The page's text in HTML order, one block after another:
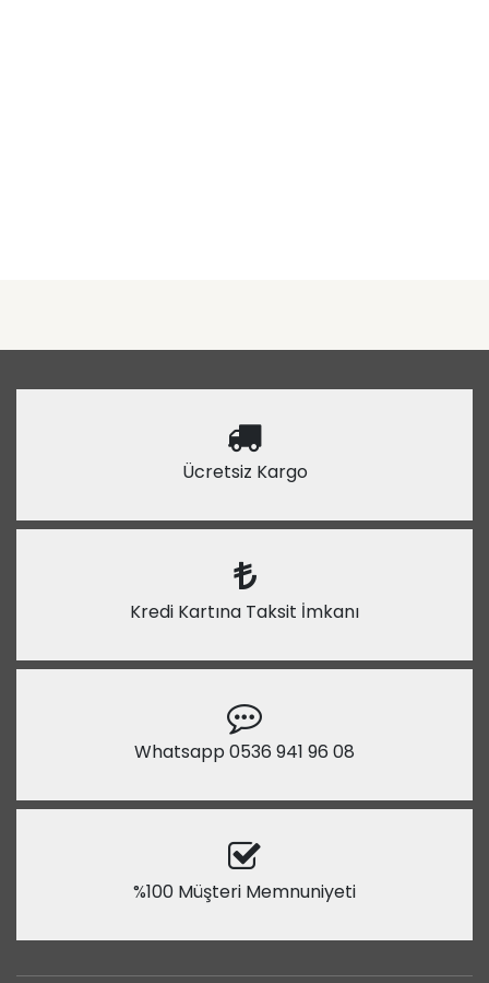
Ücretsiz Kargo
Kredi Kartına Taksit İmkanı
Whatsapp 0536 941 96 08
%100 Müşteri Memnuniyeti